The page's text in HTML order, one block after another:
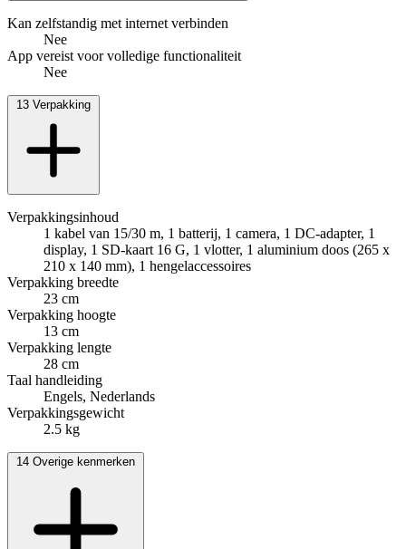
Kan zelfstandig met internet verbinden
Nee
App vereist voor volledige functionaliteit
Nee
13 Verpakking
Verpakkingsinhoud
‎1 kabel van 15/30 m, 1 batterij, 1 camera, 1 DC-adapter, 1
display, 1 SD-kaart 16 G, 1 vlotter, 1 aluminium doos (265 x
210 x 140 mm), 1 hengelaccessoires
Verpakking breedte
23 cm
Verpakking hoogte
13 cm
Verpakking lengte
28 cm
Taal handleiding
Engels, Nederlands
Verpakkingsgewicht
2.5 kg
14 Overige kenmerken